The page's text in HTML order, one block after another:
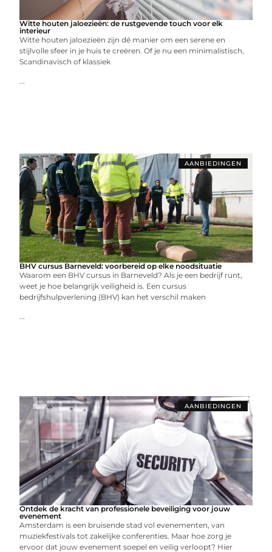
Witte houten jaloezieën: de rustgevende touch voor elk
interieur
Witte houten jaloezieën zijn dé manier om een serene en
stijlvolle sfeer in je huis te creëren. Of je nu een minimalistisch,
Scandinavisch of klassiek
...
AANBIEDINGEN
BHV cursus Barneveld: voorbereid op elke noodsituatie
Waarom een BHV cursus in Barneveld? Als je een bedrijf runt,
weet je hoe belangrijk veiligheid is. Een cursus
bedrijfshulpverlening (BHV) kan het verschil maken
...
AANBIEDINGEN
Ontdek de kracht van professionele beveiliging voor jouw
evenement
Amsterdam is een bruisende stad vol evenementen, van
muziekfestivals tot zakelijke conferenties. Maar hoe zorg je
ervoor dat jouw evenement soepel en veilig verloopt? Hier